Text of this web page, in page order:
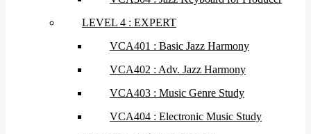
LEVEL 4 : EXPERT
VCA401 : Basic Jazz Harmony
VCA402 : Adv. Jazz Harmony
VCA403 : Music Genre Study
VCA404 : Electronic Music Study